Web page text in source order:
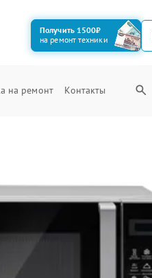
Получить 1500₽
на ремонт техники
на ремонт Контакты